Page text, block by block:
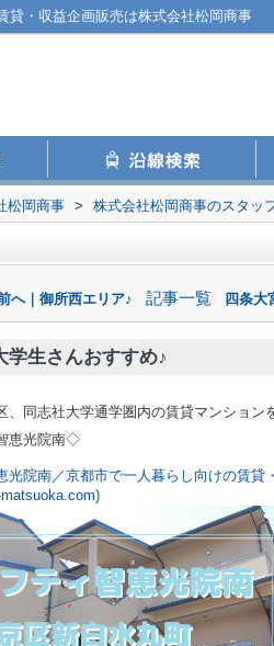
貸・収益企画販売は株式会社松岡商事
松岡商事 > 株式会社松岡商事のスタッ
へ｜御所西エリア♪ 記事一覧 四条
学生さんおすすめ♪
、同志社大学通学圏内の賃貸マンション
恵光院南◇
光院南／京都市で一人暮らし向けの賃貸